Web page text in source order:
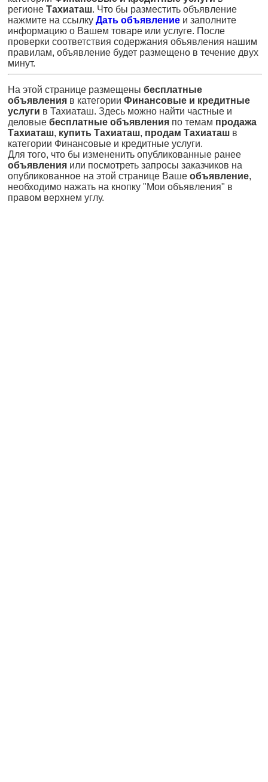
регионе Тахиаташ. Что бы разместить объявление
нажмите на ссылку Дать объявление и заполните
информацию о Вашем товаре или услуге. После
проверки соответствия содержания объявления нашим
правилам, объявление будет размещено в течение двух
минут.
На этой странице размещены бесплатные
объявления в категории Финансовые и кредитные
услуги в Тахиаташ. Здесь можно найти частные и
деловые бесплатные объявления по темам продажа
Тахиаташ, купить Тахиаташ, продам Тахиаташ в
категории Финансовые и кредитные услуги.
Для того, что бы измененить опубликованные ранее
объявления или посмотреть запросы заказчиков на
опубликованное на этой странице Ваше объявление,
необходимо нажать на кнопку "Мои объявления" в
правом верхнем углу.